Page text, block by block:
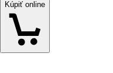
Kúpiť online